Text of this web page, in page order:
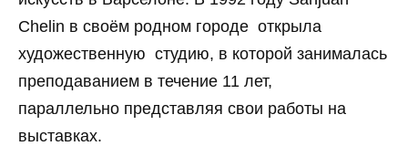
Chelin в своём родном городе открыла
художественную студию, в которой занималась
преподаванием в течение 11 лет,
параллельно представляя свои работы на
выставках.